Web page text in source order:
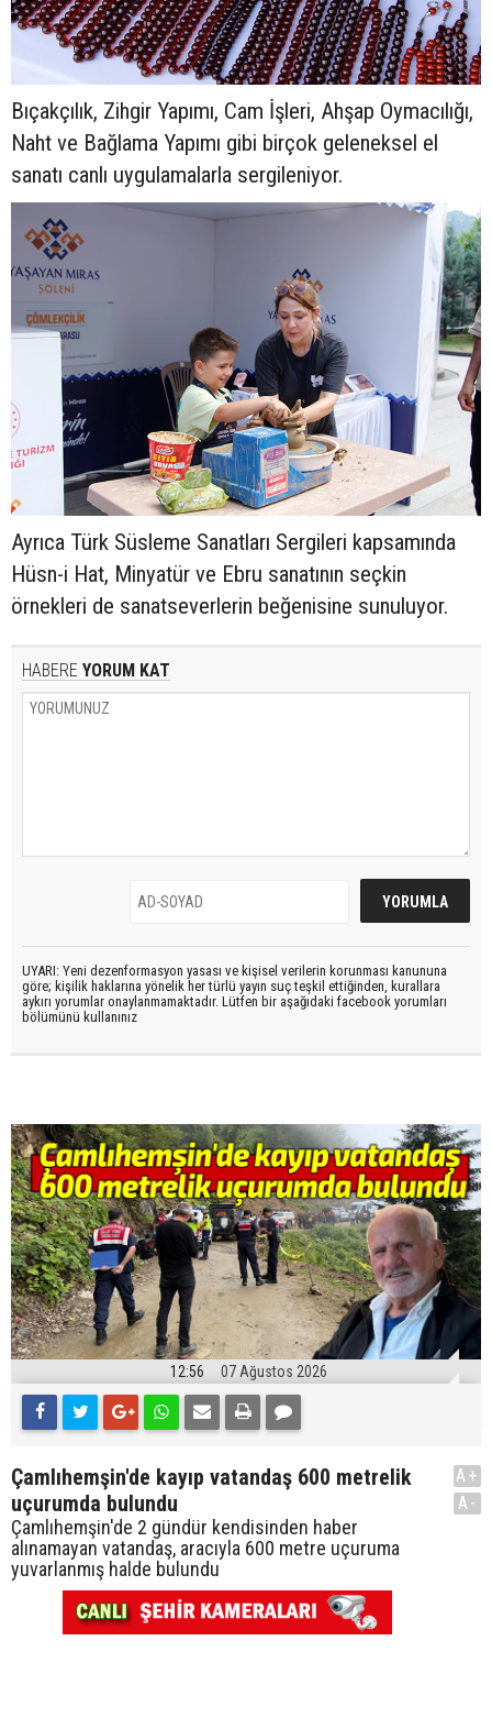
Bıçakçılık, Zihgir Yapımı, Cam İşleri, Ahşap Oymacılığı,
Naht ve Bağlama Yapımı gibi birçok geleneksel el
sanatı canlı uygulamalarla sergileniyor.
Ayrıca Türk Süsleme Sanatları Sergileri kapsamında
Hüsn-i Hat, Minyatür ve Ebru sanatının seçkin
örnekleri de sanatseverlerin beğenisine sunuluyor.
HABERE YORUM KAT
UYARI: Yeni dezenformasyon yasası ve kişisel verilerin korunması kanununa
göre; kişilik haklarına yönelik her türlü yayın suç teşkil ettiğinden, kurallara
aykırı yorumlar onaylanmamaktadır. Lütfen bir aşağıdaki facebook yorumları
bölümünü kullanınız
12:56 07 Ağustos 2026
Çamlıhemşin'de kayıp vatandaş 600 metrelik
uçurumda bulundu
Çamlıhemşin'de 2 gündür kendisinden haber
alınamayan vatandaş, aracıyla 600 metre uçuruma
yuvarlanmış halde bulundu
A+
A-